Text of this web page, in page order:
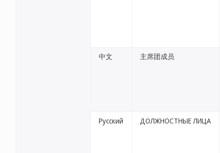
中文 主席团成员
Русский ДОЛЖНОСТНЫЕ ЛИЦА